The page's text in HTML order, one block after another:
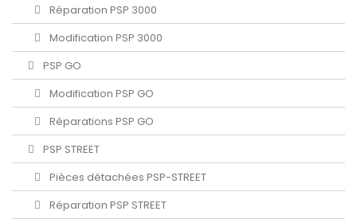
Réparation PSP 3000
Modification PSP 3000
PSP GO
Modification PSP GO
Réparations PSP GO
PSP STREET
Pièces détachées PSP-STREET
Réparation PSP STREET